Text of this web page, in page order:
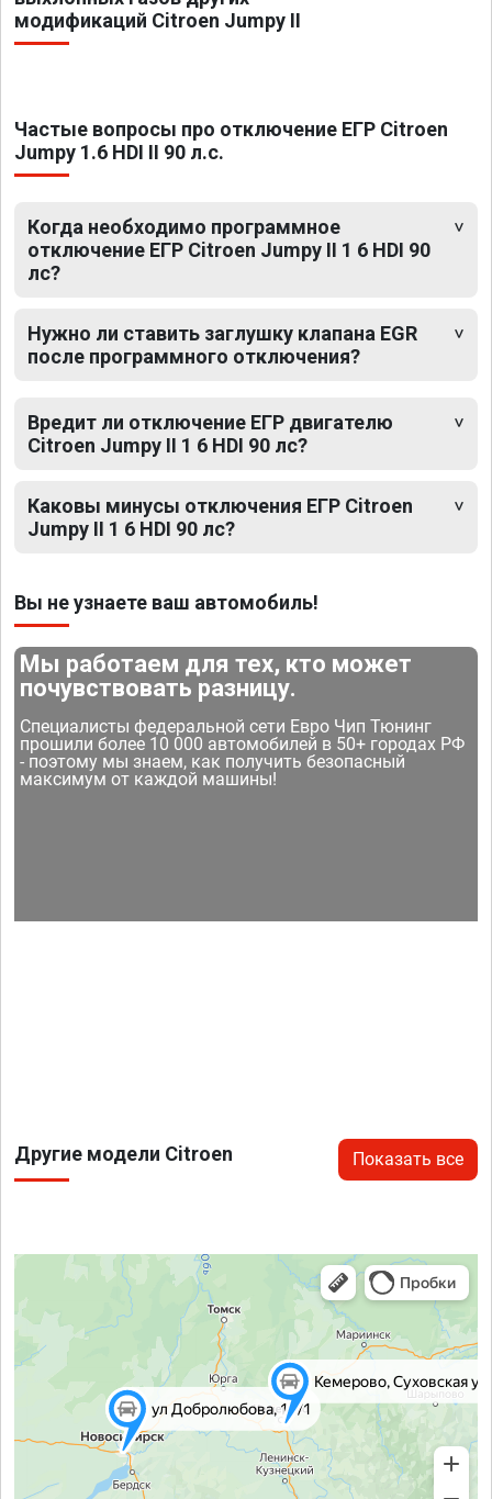
модификаций Citroen Jumpy II
Частые вопросы про отключение ЕГР Citroen
Jumpy 1.6 HDI II 90 л.с.
Когда необходимо программное
отключение ЕГР Citroen Jumpy II 1 6 HDI 90
лс?
Нужно ли ставить заглушку клапана EGR
после программного отключения?
Вредит ли отключение ЕГР двигателю
Citroen Jumpy II 1 6 HDI 90 лс?
Каковы минусы отключения ЕГР Citroen
Jumpy II 1 6 HDI 90 лс?
Вы не узнаете ваш автомобиль!
Мы работаем для тех, кто может
почувствовать разницу.
Специалисты федеральной сети Евро Чип Тюнинг
прошили более 10 000 автомобилей в 50+ городах РФ
- поэтому мы знаем, как получить безопасный
максимум от каждой машины!
Другие модели Citroen Показать все